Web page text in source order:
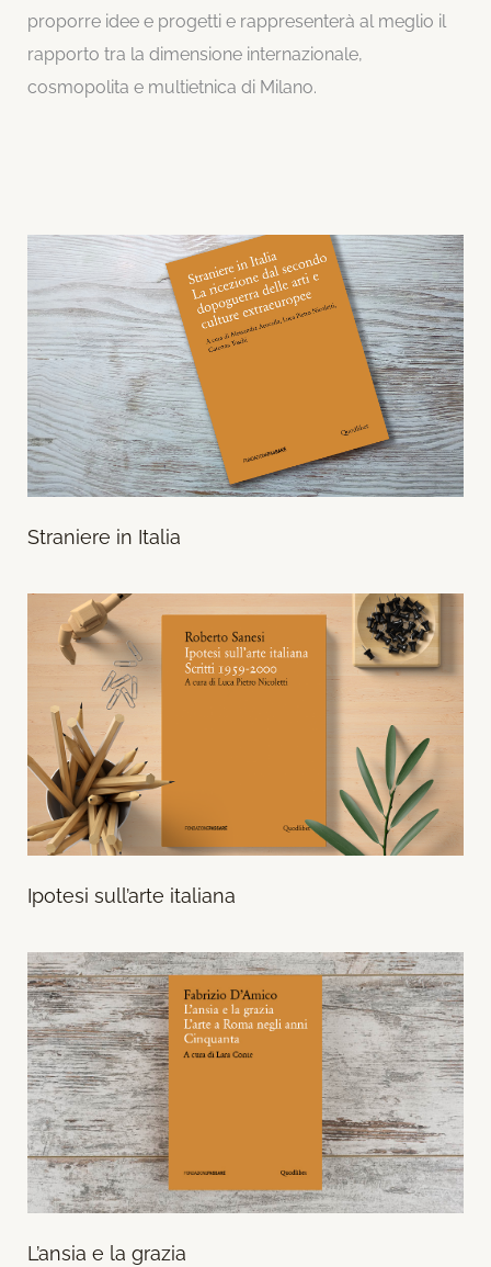
proporre idee e progetti e rappresenterà al meglio il
rapporto tra la dimensione internazionale,
cosmopolita e multietnica di Milano.
Straniere in Italia
Ipotesi sull’arte italiana
L’ansia e la grazia